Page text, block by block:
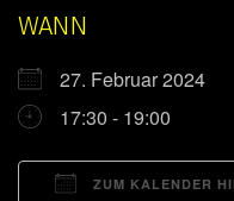
WANN
27. Februar 2024
17:30 - 19:00
ZUM KALENDER